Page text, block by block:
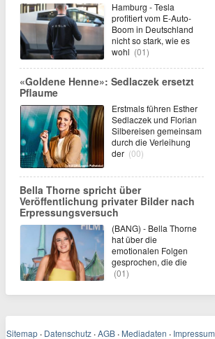
Hamburg - Tesla
profitiert vom E-Auto-
Boom in Deutschland
nicht so stark, wie es
wohl (01)
«Goldene Henne»: Sedlaczek ersetzt
Pflaume
Erstmals führen Esther
Sedlaczek und Florian
Silbereisen gemeinsam
durch die Verleihung
der (00)
Bella Thorne spricht über
Veröffentlichung privater Bilder nach
Erpressungsversuch
(BANG) - Bella Thorne
hat über die
emotionalen Folgen
gesprochen, die die
(01)
Sitemap · Datenschutz · AGB · Mediadaten · Impressum